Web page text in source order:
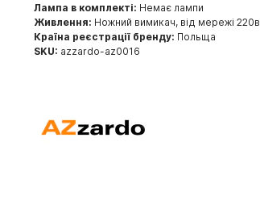
Лампа в комплекті: Немає лампи
Живлення: Ножний вимикач, від мережі 220в
Країна реєстрації бренду: Польща
SKU: azzardo-az0016